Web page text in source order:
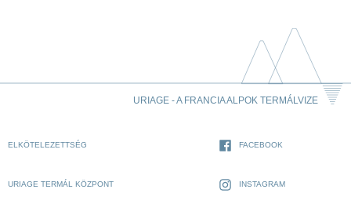
URIAGE - A FRANCIA ALPOK TERMÁLVIZE
ELKÖTELEZETTSÉG
URIAGE TERMÁL KÖZPONT
FACEBOOK
INSTAGRAM